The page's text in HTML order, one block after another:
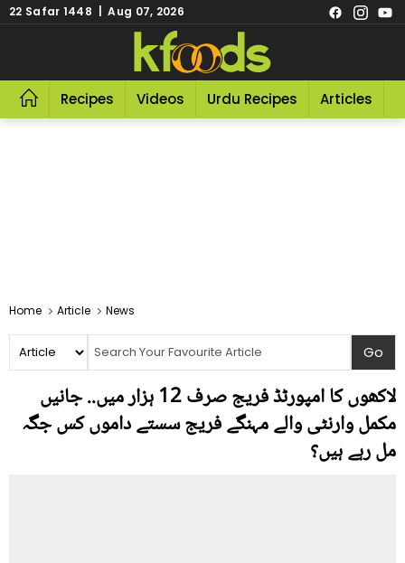
22 Safar 1448 | Aug 07, 2026
Recipes Videos Urdu Recipes Articles
Home Article News
لاکھوں کا امپورٹڈ فریج صرف 12 ہزار میں.. جانیں
مکمل وارنٹی والے مہنگے فریج سستے داموں کس جگہ
مل رہے ہیں؟